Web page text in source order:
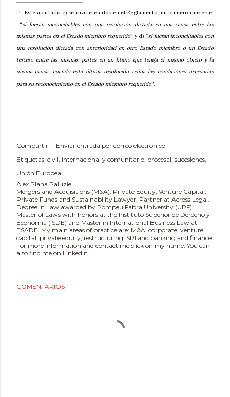
[1] Este apartado c) se divide en dos en el Reglamento: un primero que es el
“si fueran inconciliables con una resolución dictada en una causa entre las
mismas partes en el Estado miembro requerido” y d) “si fueran inconciliables con
una resolución dictada con anterioridad en otro Estado miembro o un Estado
tercero entre las mismas partes en un litigio que tenga el mismo objeto y la
misma causa, cuando esta última resolución reúna las condiciones necesarias
para su reconocimiento en el Estado miembro requerido”.
Compartir
Enviar entrada por correo electrónico
Etiquetas: civil internacional y comunitario procesal sucesiones
Unión Europea
Àlex Plana Paluzie
Mergers and Acquisitions (M&A), Private Equity, Venture Capital,
Private Funds and Sustainability Lawyer, Partner at Across Legal.
Degree in Law awarded by Pompeu Fabra University (UPF),
Master of Laws with honors at the Instituto Superior de Derecho y
Economía (ISDE) and Master in International Business Law at
ESADE. My main areas of practice are: M&A, corporate, venture
capital, private equity, restructuring, SRI and banking and finance.
For more information and contact me click on my name. You can
also find me on LinkedIn.
COMENTARIOS